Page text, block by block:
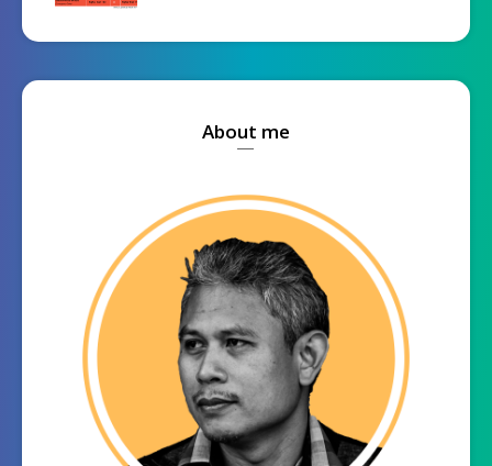
About me